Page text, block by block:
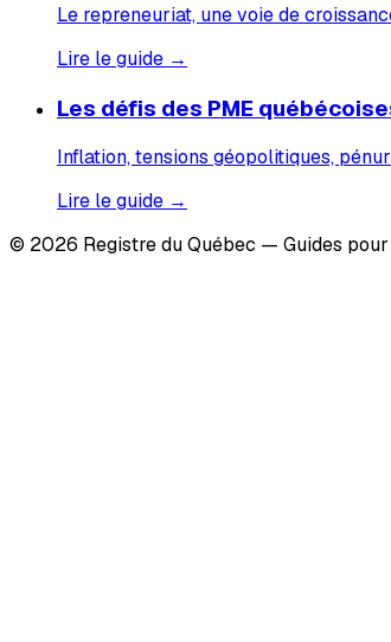
Le repreneuriat, une voie de
Lire le guide →
Les défis des PME
Inflation, tensions géopolitiques,
Lire le guide →
© 2026 Registre du Québec — Guides